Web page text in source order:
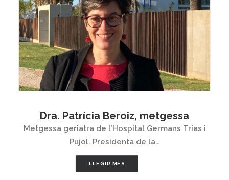
Dra. Patrícia Beroiz, metgessa
Metgessa geriatra de l’Hospital Germans Trias i
Pujol. Presidenta de la…
LLEGIR MÉS